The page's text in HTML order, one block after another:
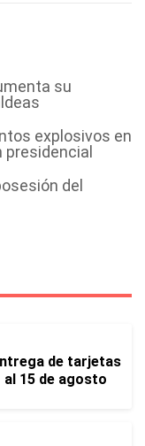
su
explosivos en
del
de tarjetas
al 15 de agosto